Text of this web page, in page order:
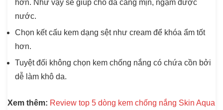
hơn. Như vậy sẽ giúp cho da căng mịn, ngậm được
nước.
Chọn kết cấu kem dạng sệt như cream để khóa ẩm tốt
hơn.
Tuyệt đối không chọn kem chống nắng có chứa cồn bởi
dễ làm khô da.
Xem thêm: Review top 5 dòng kem chống nắng Skin Aqua